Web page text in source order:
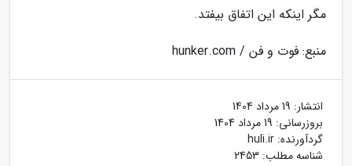
مگر اینکه این اتفاق بیفتد.
منبع: فوت و فن / hunker.com
انتشار: 19 مرداد 1404
بروزرسانی: 19 مرداد 1404
گردآورنده: huli.ir
شناسه مطلب: 2453